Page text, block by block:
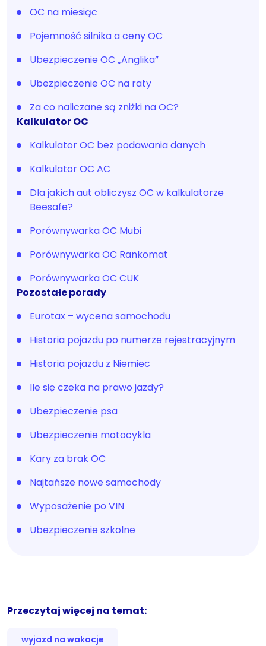
OC na miesiąc
Pojemność silnika a ceny OC
Ubezpieczenie OC „Anglika”
Ubezpieczenie OC na raty
Za co naliczane są zniżki na OC?
Kalkulator OC
Kalkulator OC bez podawania danych
Kalkulator OC AC
Dla jakich aut obliczysz OC w kalkulatorze
Beesafe?
Porównywarka OC Mubi
Porównywarka OC Rankomat
Porównywarka OC CUK
Pozostałe porady
Eurotax – wycena samochodu
Historia pojazdu po numerze rejestracyjnym
Historia pojazdu z Niemiec
Ile się czeka na prawo jazdy?
Ubezpieczenie psa
Ubezpieczenie motocykla
Kary za brak OC
Najtańsze nowe samochody
Wyposażenie po VIN
Ubezpieczenie szkolne
Przeczytaj więcej na temat:
wyjazd na wakacje